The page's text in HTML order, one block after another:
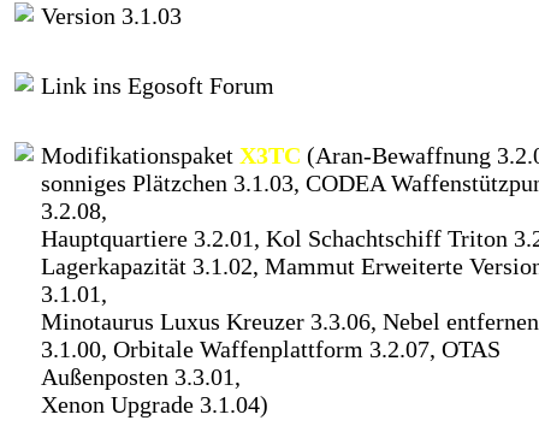
Version 3.1.03
Link ins Egosoft Forum
Modifikationspaket X3TC (Aran-Bewaffnung
sonniges Plätzchen 3.1.03, CODEA
3.2.08,
Hauptquartiere 3.2.01, Kol Schachtschiff Triton
Lagerkapazität 3.1.02, Mammut Erweiterte
3.1.01,
Minotaurus Luxus Kreuzer 3.3.06, Nebel entfernen
3.1.00, Orbitale Waffenplattform 3.2.07, OTAS
Außenposten 3.3.01,
Xenon Upgrade 3.1.04)